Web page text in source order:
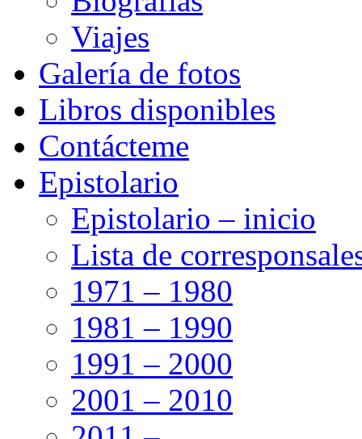
Viajes
Galería de fotos
Libros disponibles
Contácteme
Epistolario
Epistolario – inicio
Lista de
1971 – 1980
1981 – 1990
1991 – 2000
2001 – 2010